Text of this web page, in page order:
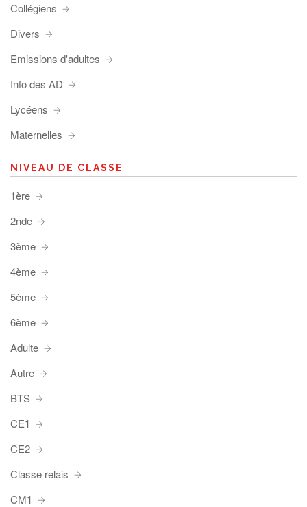
Collégiens
Divers
Emissions d'adultes
Info des AD
Lycéens
Maternelles
NIVEAU DE CLASSE
1ère
2nde
3ème
4ème
5ème
6ème
Adulte
Autre
BTS
CE1
CE2
Classe relais
CM1